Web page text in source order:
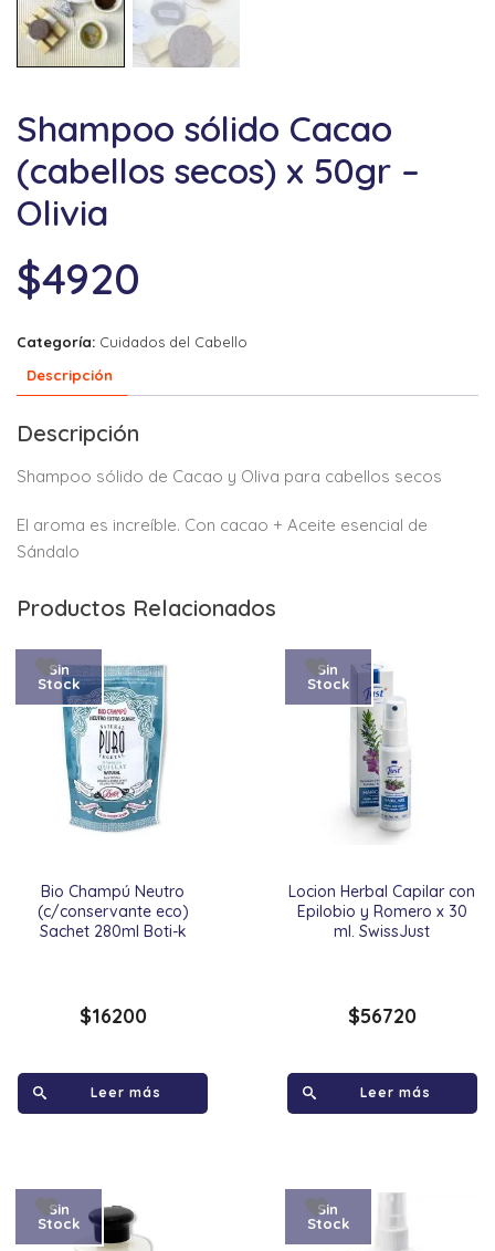
Shampoo sólido Cacao
(cabellos secos) x 50gr –
Olivia
$4920
Categoría: Cuidados del Cabello
Descripción
Descripción
Shampoo sólido de Cacao y Oliva para cabellos secos
El aroma es increíble. Con cacao + Aceite esencial de
Sándalo
Productos Relacionados
Bio Champú Neutro
(c/conservante eco)
Sachet 280ml Boti-k
Sin
Stock
$16200
Leer más
Locion Herbal Capilar con
Epilobio y Romero x 30
ml. SwissJust
Sin
Stock
$56720
Leer más
Sin
Stock
Sin
Stock